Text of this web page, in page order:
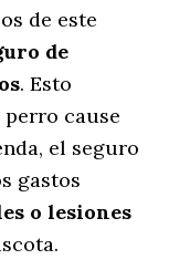
de este
de
. Esto
cause
el seguro
gastos
o lesiones